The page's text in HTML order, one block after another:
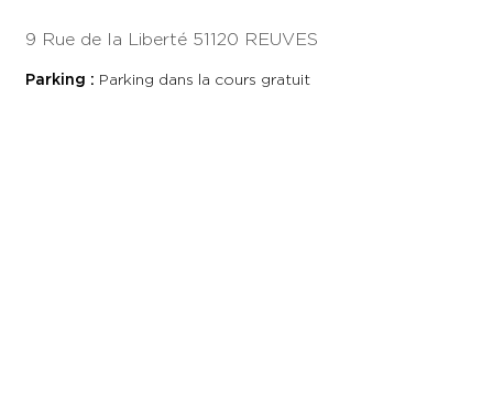
9 Rue de la Liberté 51120 REUVES
Parking : Parking dans la cours gratuit